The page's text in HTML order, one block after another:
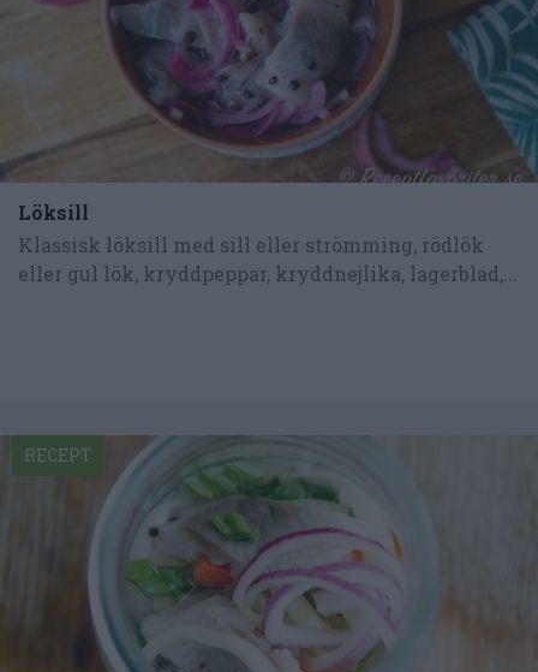
Löksill
Klassisk löksill med sill eller strömming, rödlök
eller gul lök, kryddpeppar, kryddnejlika, lagerblad,...
RECEPT